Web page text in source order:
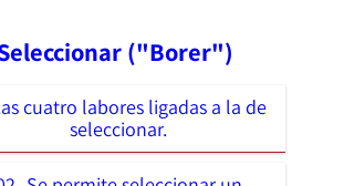
("Borer")
cuatro labores ligadas a la de
seleccionar.